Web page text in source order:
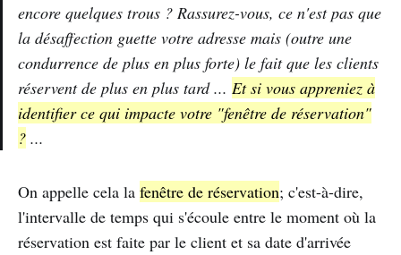
encore quelques trous ? Rassurez-vous, ce n'est pas que
la désaffection guette votre adresse mais (outre une
condurrence de plus en plus forte) le fait que les clients
réservent de plus en plus tard ... Et si vous appreniez à
identifier ce qui impacte votre "fenêtre de réservation"
? ...
On appelle cela la fenêtre de réservation; c'est-à-dire,
l'intervalle de temps qui s'écoule entre le moment où la
réservation est faite par le client et sa date d'arrivée